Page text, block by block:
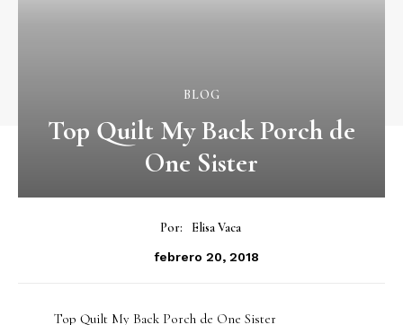
BLOG
Top Quilt My Back Porch de
One Sister
Por: Elisa Vaca
febrero 20, 2018
Top Quilt My Back Porch de One Sister